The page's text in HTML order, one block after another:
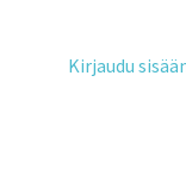
Kirjaudu